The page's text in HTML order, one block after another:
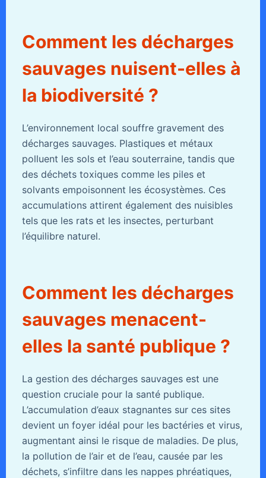
Comment les décharges
sauvages nuisent-elles à
la biodiversité ?
L’environnement local souffre gravement des
décharges sauvages. Plastiques et métaux
polluent les sols et l’eau souterraine, tandis que
des déchets toxiques comme les piles et
solvants empoisonnent les écosystèmes. Ces
accumulations attirent également des nuisibles
tels que les rats et les insectes, perturbant
l’équilibre naturel.
Comment les décharges
sauvages menacent-
elles la santé publique ?
La gestion des décharges sauvages est une
question cruciale pour la santé publique.
L’accumulation d’eaux stagnantes sur ces sites
devient un foyer idéal pour les bactéries et virus,
augmentant ainsi le risque de maladies. De plus,
la pollution de l’air et de l’eau, causée par les
déchets, s’infiltre dans les nappes phréatiques,